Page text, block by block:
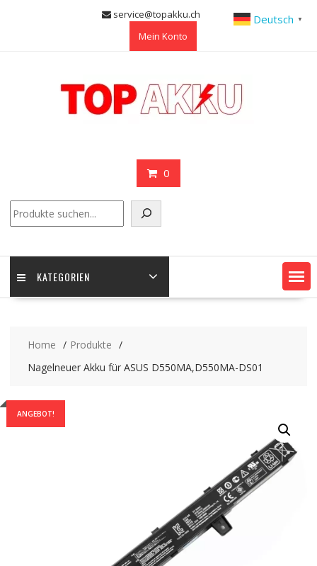
service@topakku.ch
Mein Konto
0
KATEGORIEN
Home
Produkte
Nagelneuer Akku für ASUS D550MA,D550MA-DS01
ANGEBOT!
Deutsch ▼